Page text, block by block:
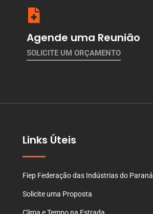
Agende uma Reunião
SOLICITE UM ORÇAMENTO
Links Úteis
Fiep Federação das Indústrias do Paraná
Solicite uma Proposta